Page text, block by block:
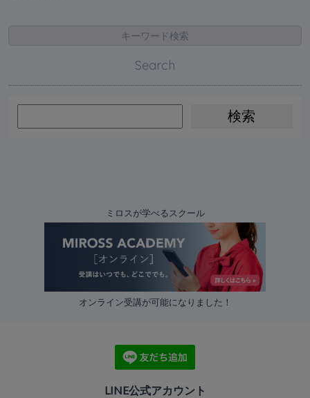
キーワード検索
Search
ミロスが学べるスクール
オンライン受講が可能になりました！
LINE公式アカウント